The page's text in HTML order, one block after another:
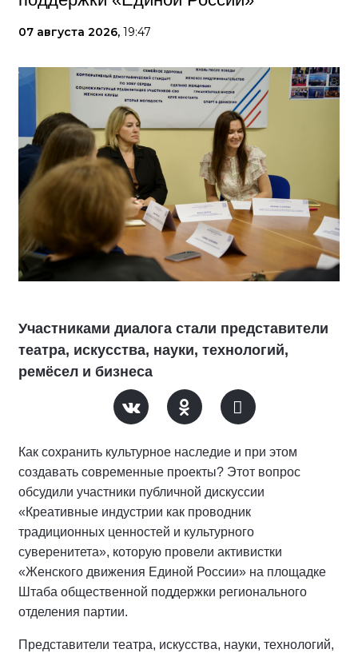
07 августа 2026, 19:47
Участниками диалога стали представители
театра, искусства, науки, технологий,
ремёсел и бизнеса
Как сохранить культурное наследие и при этом
создавать современные проекты? Этот вопрос
обсудили участники публичной дискуссии
«Креативные индустрии как проводник
традиционных ценностей и культурного
суверенитета», которую провели активистки
«Женского движения Единой России» на площадке
Штаба общественной поддержки регионального
отделения партии.
Представители театра, искусства, науки, технологий,